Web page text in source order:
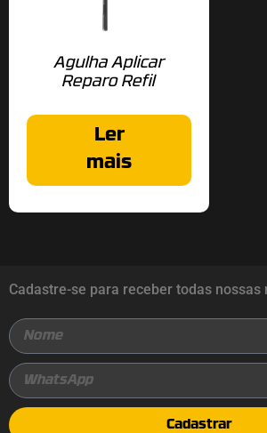
Agulha Aplicar
Reparo Refil
Ler
mais
Cadastre-se para receber todas nossas
Cadastrar